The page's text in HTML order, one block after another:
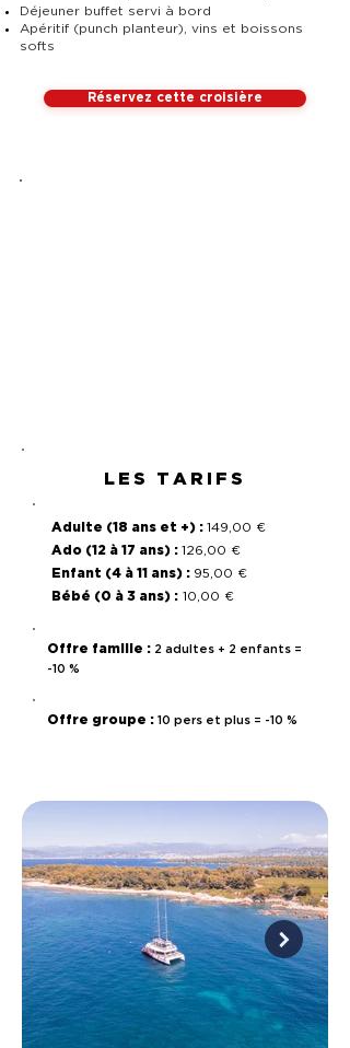
Déjeuner buffet servi à bord
Apéritif (punch planteur), vins et boissons
softs
Réservez cette croisière
LES TARIFS
Adulte (18 ans et +) : 149,00 €
Ado (12 à 17 ans) : 126,00 €
Enfant (4 à 11 ans) : 95,00 €
Bébé (0 à 3 ans) : 10,00 €
Offre famille : 2 adultes + 2 enfants =
-10 %
Offre groupe : 10 pers et plus = -10 %